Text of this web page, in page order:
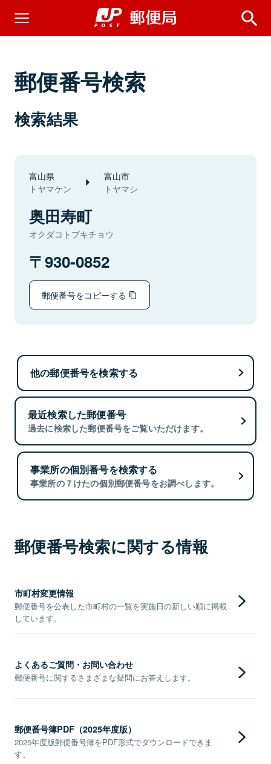
郵便番号検索
検索結果
富山県
トヤマケン
富山市
トヤマシ
奥田寿町
オクダコトブキチョウ
930-0852
郵便番号をコピーする
他の郵便番号を検索する
最近検索した郵便番号
過去に検索した郵便番号をご覧いただけます。
事業所の個別番号を検索する
事業所の７けたの個別郵便番号をお調べします。
郵便番号検索に関する情報
市町村変更情報
郵便番号を公表した市町村の一覧を実施日の新しい順に掲載
しています。
よくあるご質問・お問い合わせ
郵便番号に関するさまざまな疑問にお答えします。
郵便番号簿PDF（2025年度版）
2025年度版郵便番号簿をPDF形式でダウンロードできま
す。